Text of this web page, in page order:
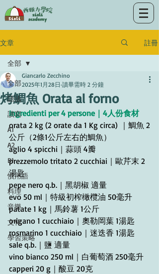
文章 註冊
全部
語法
讀寫
A1
A2
B1
慣用語
料理
音樂
文化
學習策略
全部
烤鯛魚 Orata al forno
Giancarlo Zecchino
2025年1月28日 讀畢需時 2 分鐘
Ingredienti per 4 persone｜4人份食材
orata 2 kg (2 orate da 1 Kg circa) ｜鯛魚 2
公斤（2條1公斤左右的鯛魚）
aglio 4 spicchi｜蒜頭 4瓣
prezzemolo tritato 2 cucchiai｜歐芹末 2
湯匙
pepe nero q.b.｜黑胡椒 適量
evo 50 ml｜特級初榨橄欖油 50毫升
patate 1 kg｜馬鈴薯 1公斤
origano 1 cucchiaio｜奧勒岡葉 1湯匙
rosmarino 1 cucchiaio｜迷迭香 1湯匙
sale q.b.｜鹽 適量
vino bianco 250 ml｜白葡萄酒 250毫升
capperi 20 g｜酸豆 20克